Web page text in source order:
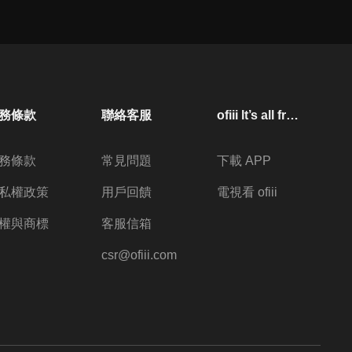
條款
條款
權政策
與商標
聯絡客服
常見問題
用戶回饋
客服信箱
csr@ofiii.com
ofiii lt’s all free
下載 APP
電視看 ofiii